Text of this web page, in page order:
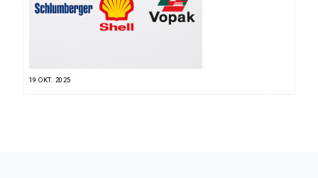
19 OKT. 2025